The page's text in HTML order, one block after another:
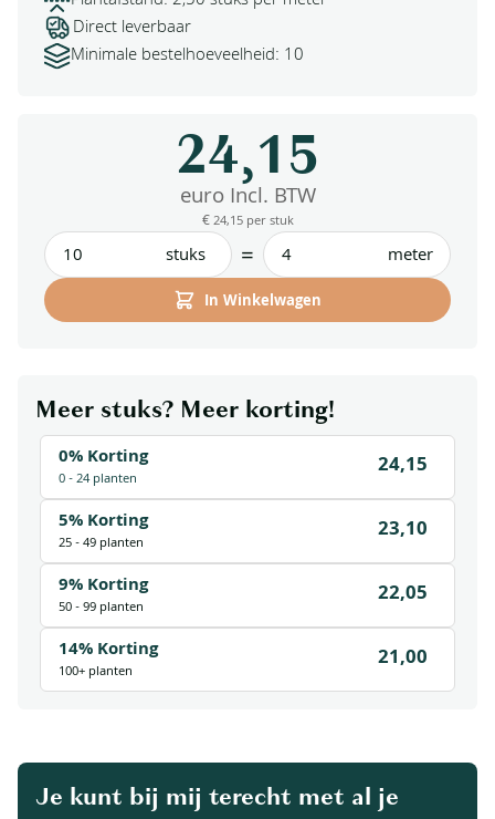
Direct leverbaar
Minimale bestelhoeveelheid: 10
Meer stuks? Meer korting!
0% Korting
0 - 24 planten 24,15
5% Korting
25 - 49 planten 23,10
9% Korting
50 - 99 planten 22,05
14% Korting
100+ planten 21,00
stuks = meter
In Winkelwagen
24,15
euro Incl. BTW
€ 24,15 per stuk
Je kunt bij mij terecht met al je